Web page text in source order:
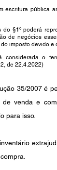
escritura pública
§1º poderá
de negócios
imposto devido e
considerada o
de 22.4.2022)
35/2007 é
de venda e
para isso.